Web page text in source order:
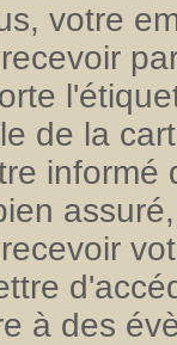
votre
de la
informé
assuré,
à des